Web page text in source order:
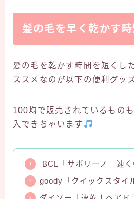
髪の毛を早く乾かす
髪の毛を乾かす時間を短くし
ススメなのが以下の便利グッ
100均で販売されているもの
入できちゃいます
BCL「サボリーノ 速く
goody「クイックスタイ